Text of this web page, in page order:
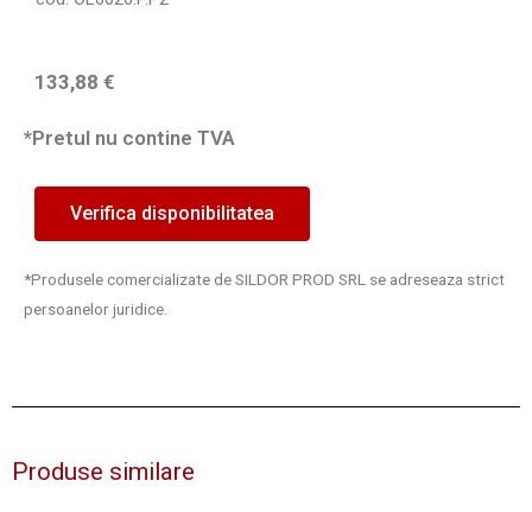
133,88 €
*Pretul nu contine TVA
Verifica disponibilitatea
*Produsele comercializate de SILDOR PROD SRL se adreseaza strict
persoanelor juridice.
Produse similare